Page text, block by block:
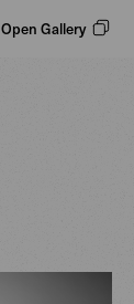
Open Gallery